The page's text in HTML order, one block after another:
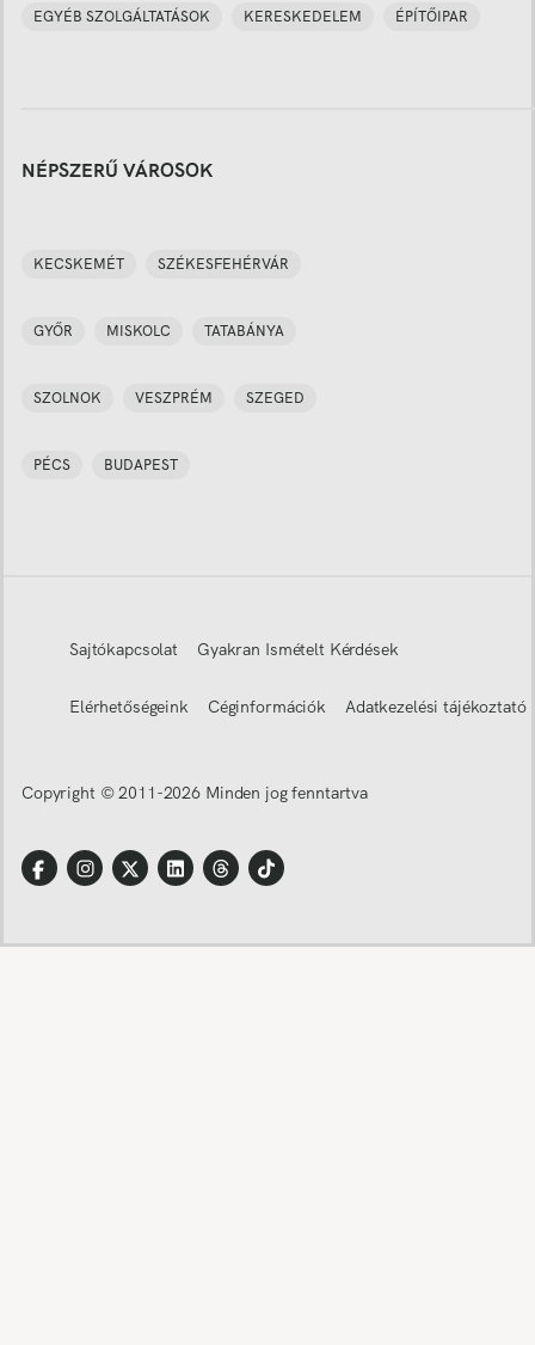
EGYÉB SZOLGÁLTATÁSOK KERESKEDELEM ÉPÍTŐIPAR
NÉPSZERŰ VÁROSOK
KECSKEMÉT SZÉKESFEHÉRVÁR
GYŐR MISKOLC TATABÁNYA
SZOLNOK VESZPRÉM SZEGED
PÉCS BUDAPEST
Sajtókapcsolat Gyakran Ismételt Kérdések
Elérhetőségeink Céginformációk Adatkezelési tájékoztató
Copyright © 2011-2026 Minden jog fenntartva